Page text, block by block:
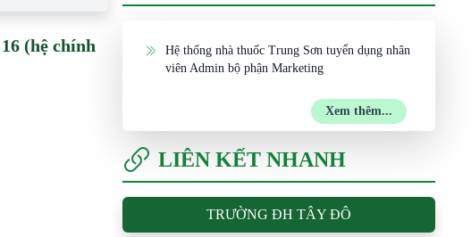
(hệ chính
Hệ thống nhà thuốc Trung Sơn tuyển dụng nhân
viên Admin bộ phận Marketing
Xem thêm...
LIÊN KẾT NHANH
TRƯỜNG ĐH TÂY ĐÔ